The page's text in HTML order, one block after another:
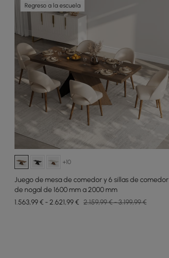
Regreso a la escuela
+10
Juego de mesa de comedor y 6 sillas de comedor
de nogal de 1600 mm a 2000 mm
1.563,99 € - 2.621,99 € 2.159,99 € - 3.199,99 €